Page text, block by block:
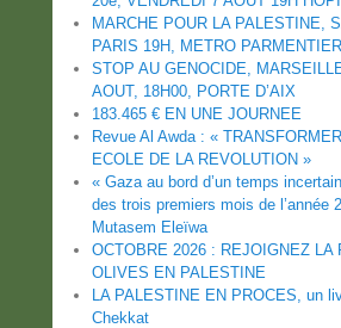
MARCHE POUR LA PALESTINE,
PARIS 19H, METRO PARMENTIER
STOP AU GENOCIDE,
AOUT, 18H00, PORTE D’AIX
183.465 € EN UNE JOURNEE
Revue Al Awda : «
ECOLE DE LA REVOLUTION »
« Gaza au bord d’un temps
des trois premiers mois de l’année
Mutasem Eleïwa
OCTOBRE 2026 : REJOIGNEZ LA
OLIVES EN PALESTINE
LA PALESTINE EN PROCES, un
Chekkat